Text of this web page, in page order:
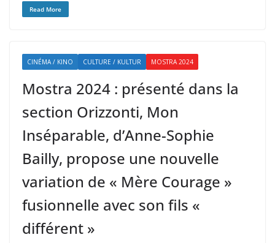
Read More
CINÉMA / KINO CULTURE / KULTUR MOSTRA 2024
Mostra 2024 : présenté dans la
section Orizzonti, Mon
Inséparable, d’Anne-Sophie
Bailly, propose une nouvelle
variation de « Mère Courage »
fusionnelle avec son fils «
différent »